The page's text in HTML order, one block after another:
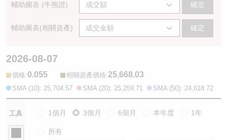
輔助圖表 (牛熊證) 確定
輔助圖表(相關資產) 確定
2026-08-07
價格:0.055 相關資產價格:25,668.03
SMA (10): 25,704.57 SMA (20): 25,259.71 SMA (50): 24,618.72
工具 1個月 3個月 6個月 本年度 1年
所有